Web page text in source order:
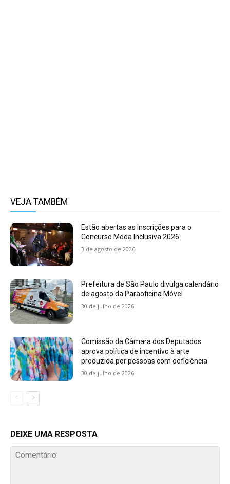
VEJA TAMBÉM
Estão abertas as inscrições para o
Concurso Moda Inclusiva 2026
3 de agosto de 2026
Prefeitura de São Paulo divulga calendário
de agosto da Paraoficina Móvel
30 de julho de 2026
Comissão da Câmara dos Deputados
aprova política de incentivo à arte
produzida por pessoas com deficiência
30 de julho de 2026
DEIXE UMA RESPOSTA